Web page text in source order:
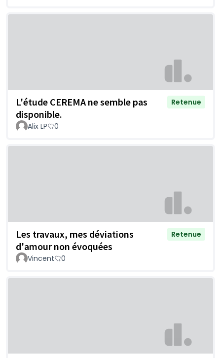
L'étude CEREMA ne semble pas
disponible.
Retenue
Alix LP 0
Les travaux, mes déviations
d'amour non évoquées
Retenue
Vincent 0